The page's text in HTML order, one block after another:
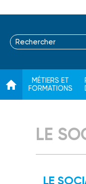
MÉTIERS ET
FORMATIONS
LE
LE